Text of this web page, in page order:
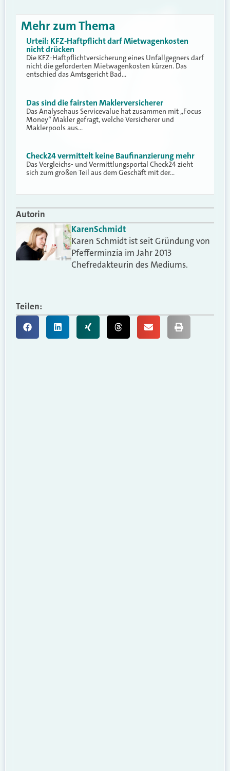
Mehr zum Thema
Urteil: KFZ-Haftpflicht darf Mietwagenkosten
nicht drücken
Die KFZ-Haftpflichtversicherung eines Unfallgegners darf
nicht die geforderten Mietwagenkosten kürzen. Das
entschied das Amtsgericht Bad…
Das sind die fairsten Maklerversicherer
Das Analysehaus Servicevalue hat zusammen mit „Focus
Money“ Makler gefragt, welche Versicherer und
Maklerpools aus…
Check24 vermittelt keine Baufinanzierung mehr
Das Vergleichs- und Vermittlungsportal Check24 zieht
sich zum großen Teil aus dem Geschäft mit der…
Autorin
KarenSchmidt
Karen Schmidt ist seit Gründung von
Pfefferminzia im Jahr 2013
Chefredakteurin des Mediums.
Teilen: